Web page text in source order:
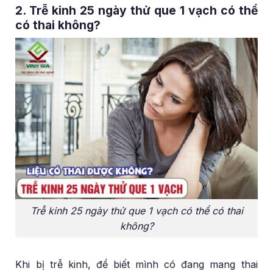
2. Trễ kinh 25 ngày thử que 1 vạch có thể
có thai không?
Trễ kinh 25 ngày thử que 1 vạch có thể có thai
không?
Khi bị trễ kinh, để biết mình có đang mang thai